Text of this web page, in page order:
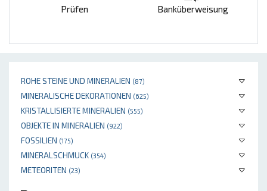
ROHE STEINE UND MINERALIEN (87)
MINERALISCHE DEKORATIONEN (625)
KRISTALLISIERTE MINERALIEN (555)
OBJEKTE IN MINERALIEN (922)
FOSSILIEN (175)
MINERALSCHMUCK (354)
METEORITEN (23)
Prüfen Banküberweisung